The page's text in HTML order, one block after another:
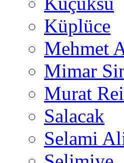
Küplüce
Mehmet
Mimar
Murat
Salacak
Selami